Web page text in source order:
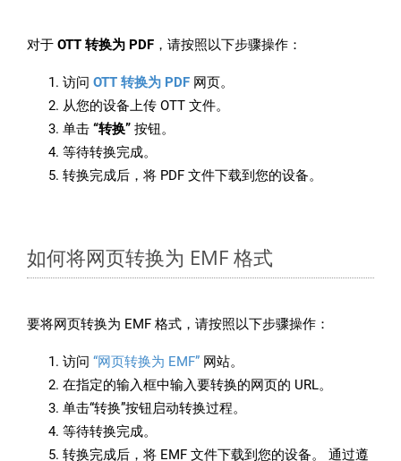
对于 OTT 转换为 PDF ，请按照以下步骤操作：
访问 OTT 转换为 PDF 网页。
从您的设备上传 OTT 文件。
单击 “转换” 按钮。
等待转换完成。
转换完成后，将 PDF 文件下载到您的设备。
如何将网页转换为 EMF 格式
要将网页转换为 EMF 格式，请按照以下步骤操作：
访问 “网页转换为 EMF” 网站。
在指定的输入框中输入要转换的网页的 URL。
单击“转换”按钮启动转换过程。
等待转换完成。
转换完成后，将 EMF 文件下载到您的设备。 通过遵